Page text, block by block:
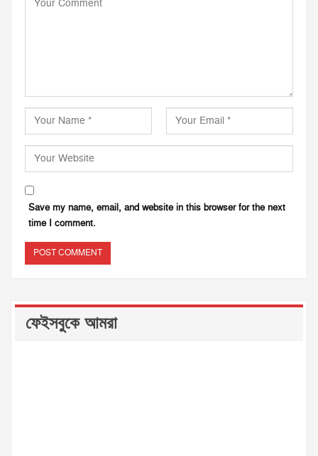
Save my name, email, and website in this browser for the next
time I comment.
ফেইসবুকে আমরা